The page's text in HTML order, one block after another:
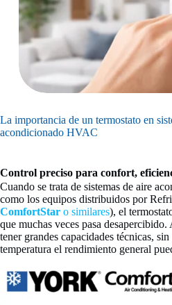
La importancia de un termostato en
acondicionado HVAC
Control preciso para confort,
Cuando se trata de sistemas de aire
como los equipos distribuidos por
ComfortStar o similares), el
que muchas veces pasa
tener grandes capacidades técnicas,
temperatura el rendimiento general